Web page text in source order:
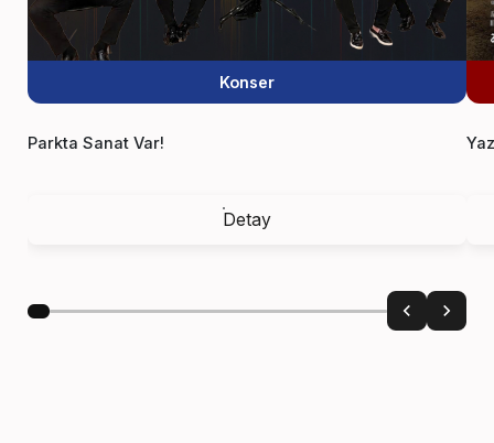
Konser
Parkta Sanat Var!
Detay